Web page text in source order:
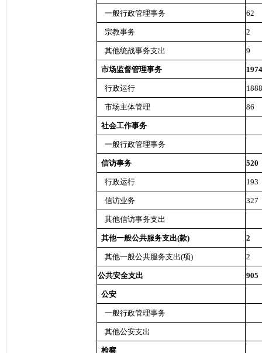
一般行政管理事务 62
宗教事务 2
其他统战事务支出 9
市场监督管理事务 1974
行政运行 1888
市场主体管理 86
社会工作事务
一般行政管理事务
信访事务 520
行政运行 193
信访业务 327
其他信访事务支出
其他一般公共服务支出(款) 2
其他一般公共服务支出(项) 2
公共安全支出 905
公安
一般行政管理事务
其他公安支出
检察